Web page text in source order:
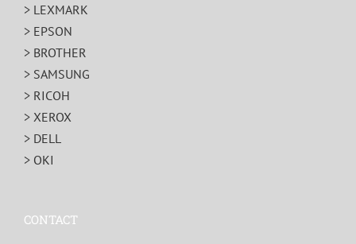
> LEXMARK
> EPSON
> BROTHER
> SAMSUNG
> RICOH
> XEROX
> DELL
> OKI
CONTACT